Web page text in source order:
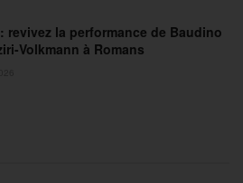
revivez la performance de Baudino
Volkmann à Romans